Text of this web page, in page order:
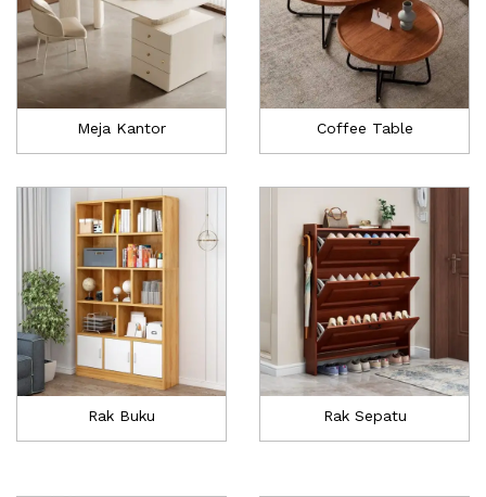
Meja Kantor Coffee Table
Rak Buku Rak Sepatu